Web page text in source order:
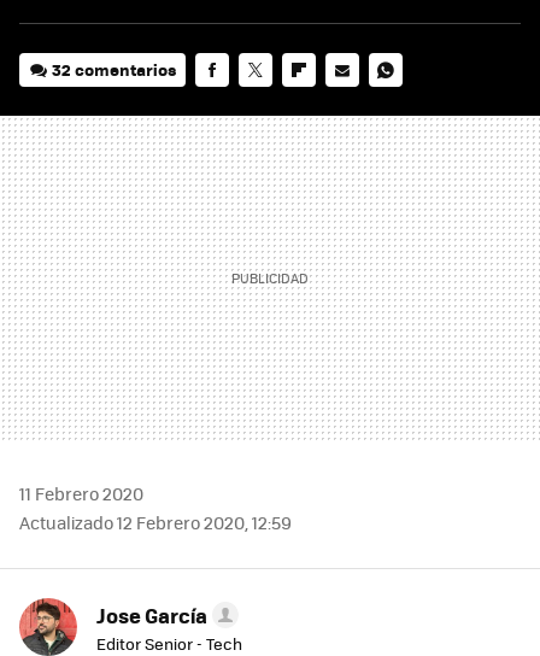
32 comentarios
MAIL
11 Febrero 2020
Actualizado 12 Febrero 2020, 12:59
Jose García
Editor Senior - Tech